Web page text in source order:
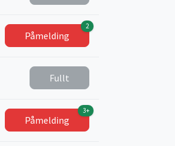
Påmelding
2
Fullt
Påmelding
3+